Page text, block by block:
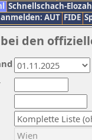
Schnellschach-
AUT FIDE
den